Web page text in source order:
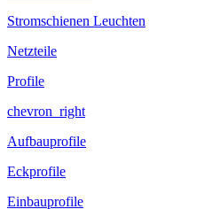
Stromschienen Leuchten
Netzteile
Profile
chevron_right
Aufbauprofile
Eckprofile
Einbauprofile